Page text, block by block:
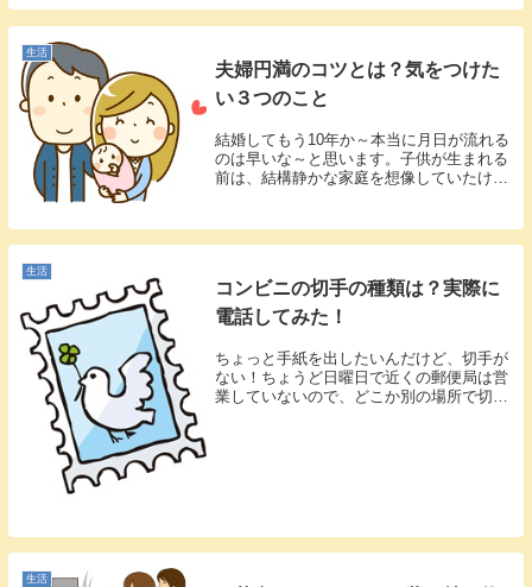
に熱を出したり、家族の体調が悪くなった
りすると、一気に不安になりますよね。
生活
夫婦円満のコツとは？気をつけた
い３つのこと
結婚してもう10年か～本当に月日が流れる
のは早いな～と思います。子供が生まれる
前は、結構静かな家庭を想像していたけ
この頃です。それはさておき、管理人の夫
生活
コンビニの切手の種類は？実際に
電話してみた！
ちょっと手紙を出したいんだけど、切手が
ない！ちょうど日曜日で近くの郵便局は営
業していないので、どこか別の場所で切手
生活